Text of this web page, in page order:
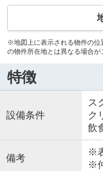
※地図上に表示される物件の位
の物件所在地とは異なる場合が
特徴
設備条件
ス
ク
飲
備考
※
※